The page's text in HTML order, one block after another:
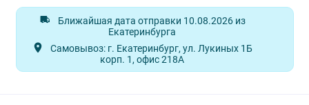
Ближайшая дата отправки 10.08.2026 из
Екатеринбурга
Самовывоз: г. Екатеринбург, ул. Лукиных 1Б
корп. 1, офис 218А